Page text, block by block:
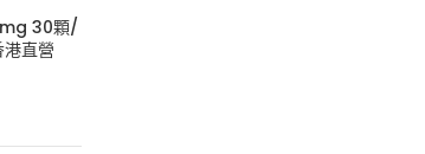
30顆/
直營